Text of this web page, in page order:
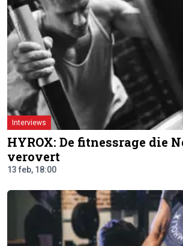
Interviews
HYROX: De fitnessrage die
verovert
13 feb, 18:00